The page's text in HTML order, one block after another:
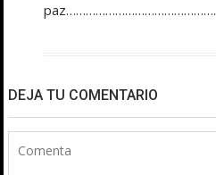
paz……………………………………….
DEJA TU COMENTARIO